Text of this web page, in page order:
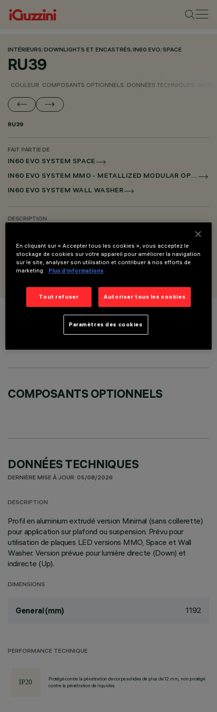
INTÉRIEURS/DOWNLIGHTS ET ENCASTRÉS/IN60 EVO/SPACE
RU39
COULEUR COMPOSANTS OPTIONNELS DONNÉES TECHNIQUES
RU39
FAIT PARTIE DE
IN60 EVO SYSTEM SPACE
IN60 EVO SYSTEM MMO - METALLIZED MODULAR OPTIC
IN60 EVO SYSTEM WALL WASHER
DESCRIPTION
CONÇU PAR
iGuzzini
COMPOSANTS OPTIONNELS
DONNÉES TECHNIQUES
DERNIÈRE MISE À JOUR: 05/08/2026
DESCRIPTION
Profil en aluminium extrudé version Minimal (sans collerette)
pour application sur plafond ou suspension. Prévu pour
utilisation de plaques LED versions MMO, Space et Wall
Washer. Version prévue pour lumière directe (Down) et
indirecte (Up).
DIMENSIONS
General (mm) 1192
PERFORMANCE TECHNIQUE
Protégé contre la pénétration de corps solides de plus de 12 mm, non protégé
contre la pénétration de liquides.
En cliquant sur « Accepter tous les cookies », vous acceptez le
stockage de cookies sur votre appareil pour améliorer la navigation
sur le site, analyser son utilisation et contribuer à nos efforts de
marketing.
Plus d’informations
Tout refuser Autoriser tous les cookies
Paramètres des cookies